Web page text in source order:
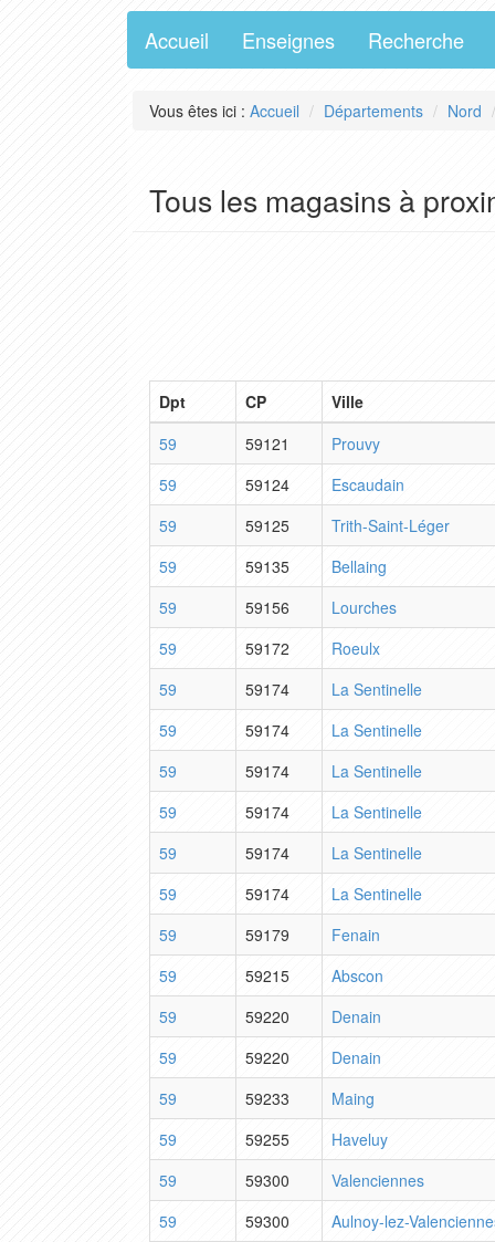
Accueil Enseignes Recherche
Vous êtes ici : Accueil Départements Nord
Tous les magasins à
Dpt CP
Ville
59
59121
Prouvy
59
59124
Escaudain
59
59125
Trith-Saint-Léger
59
59135
Bellaing
59
59156
Lourches
59
59172
Roeulx
59
59174
La Sentinelle
59
59174
La Sentinelle
59
59174
La Sentinelle
59
59174
La Sentinelle
59
59174
La Sentinelle
59
59174
La Sentinelle
59
59179
Fenain
59
59215
Abscon
59
59220
Denain
59
59220
Denain
59
59233
Maing
59
59255
Haveluy
59
59300
Valenciennes
59
59300 Aulnoy-lez-